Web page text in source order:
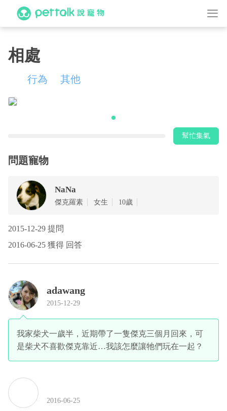
相處
行為 其他
幫忙集氣
問題寵物
NaNa
傑克羅素 女生 10歲
2015-12-29 提問
2016-06-25 獲得 回答
adawang
2015-12-29
我家柴犬一歲半，近期帶了一隻傑克三個月回來，可
是柴犬不喜歡傑克靠近…我該怎麼讓牠們玩在一起？
2016-06-25